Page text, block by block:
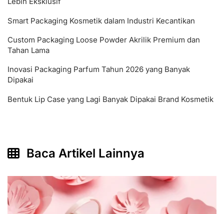
Smart Packaging Kosmetik dalam Industri Kecantikan
Custom Packaging Loose Powder Akrilik Premium dan
Tahan Lama
Inovasi Packaging Parfum Tahun 2026 yang Banyak
Dipakai
Bentuk Lip Case yang Lagi Banyak Dipakai Brand Kosmetik
Baca Artikel Lainnya